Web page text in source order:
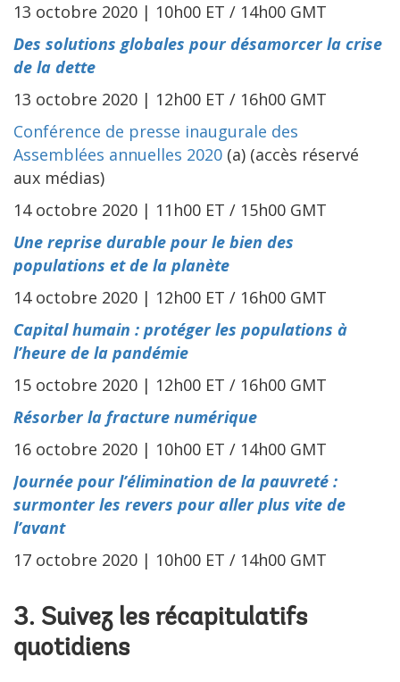
13 octobre 2020 | 10h00 ET / 14h00 GMT
Des solutions globales pour désamorcer la crise
de la dette
13 octobre 2020 | 12h00 ET / 16h00 GMT
Conférence de presse inaugurale des
Assemblées annuelles 2020 (a) (accès réservé
aux médias)
14 octobre 2020 | 11h00 ET / 15h00 GMT
Une reprise durable pour le bien des
populations et de la planète
14 octobre 2020 | 12h00 ET / 16h00 GMT
Capital humain : protéger les populations à
l’heure de la pandémie
15 octobre 2020 | 12h00 ET / 16h00 GMT
Résorber la fracture numérique
16 octobre 2020 | 10h00 ET / 14h00 GMT
Journée pour l’élimination de la pauvreté :
surmonter les revers pour aller plus vite de
l’avant
17 octobre 2020 | 10h00 ET / 14h00 GMT
3. Suivez les récapitulatifs
quotidiens